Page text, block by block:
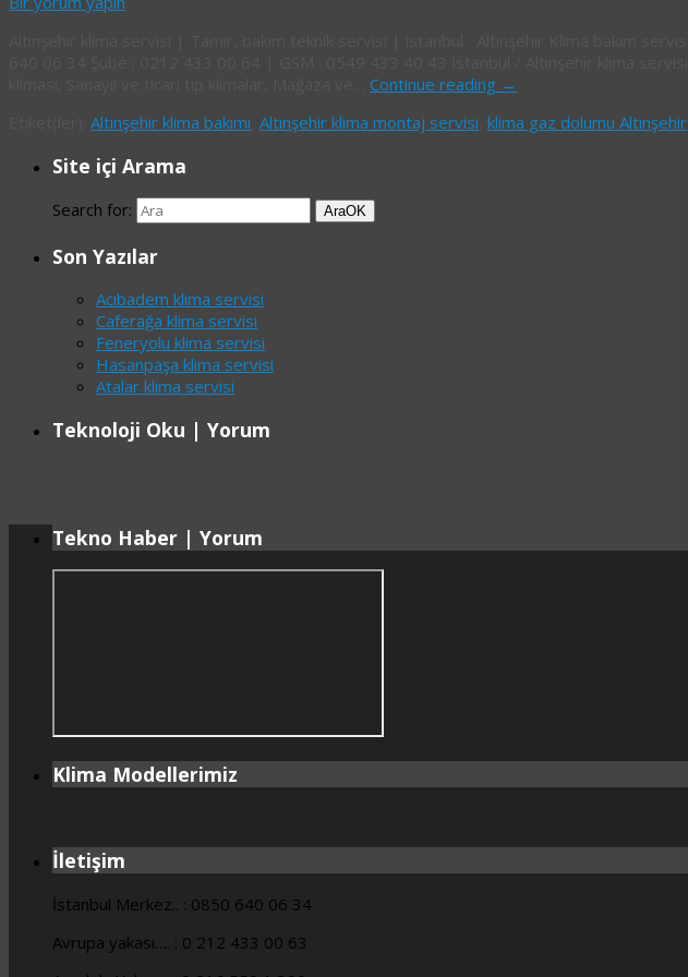
Continue reading →
Altınşehir klima bakımı Altınşehir klima montaj servisi klima gaz dolumu Altınşehir
Site içi Arama
Search for: AraOK
Son Yazılar
Acıbadem klima servisi
Caferağa klima servisi
Feneryolu klima servisi
Hasanpaşa klima servisi
Atalar klima servisi
Teknoloji Oku | Yorum
Tekno Haber | Yorum
Klima Modellerimiz
İletişim
İstanbul Merkez.. : 0850 640 06 34
Avrupa yakası…. : 0 212 433 00 63